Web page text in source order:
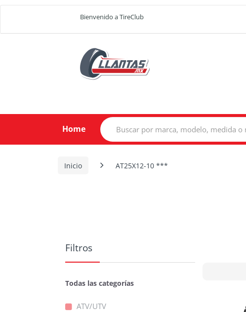
Bienvenido a TireClub
Home
Search
for:
Inicio AT25X12-10 ***
Filtros
Todas las categorías
ATV/UTV